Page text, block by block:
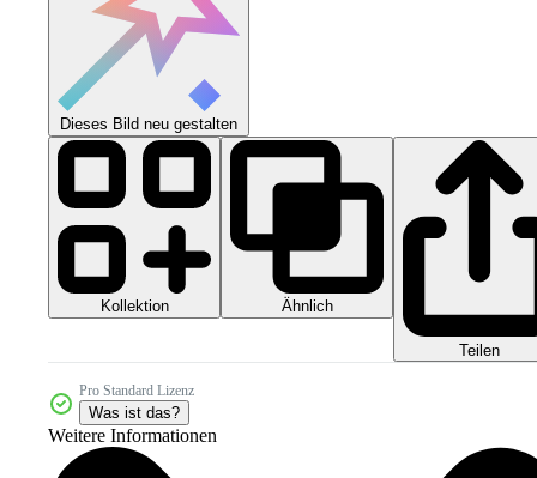
Dieses Bild neu gestalten
Kollektion Ähnlich
Teilen
Pro Standard Lizenz
Was ist das?
Weitere Informationen